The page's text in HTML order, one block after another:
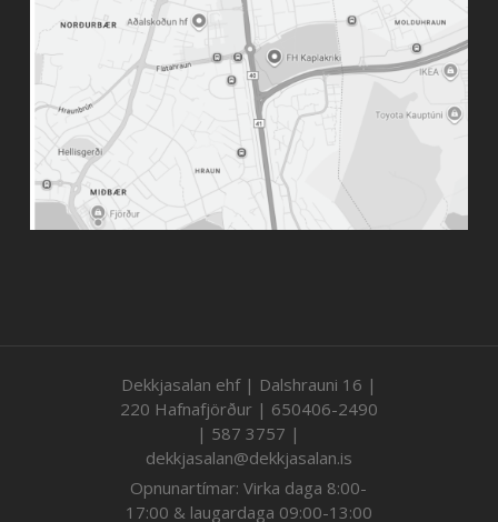
Dekkjasalan ehf | Dalshrauni 16 |
220 Hafnafjörður | 650406-2490
| 587 3757 |
dekkjasalan@dekkjasalan.is
Opnunartímar: Virka daga 8:00-
17:00 & laugardaga 09:00-13:00